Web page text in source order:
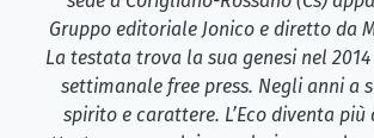
Gruppo editoriale Jonico e diretto da
La testata trova la sua genesi nel
settimanale free press. Negli anni a
spirito e carattere. L’Eco diventa più